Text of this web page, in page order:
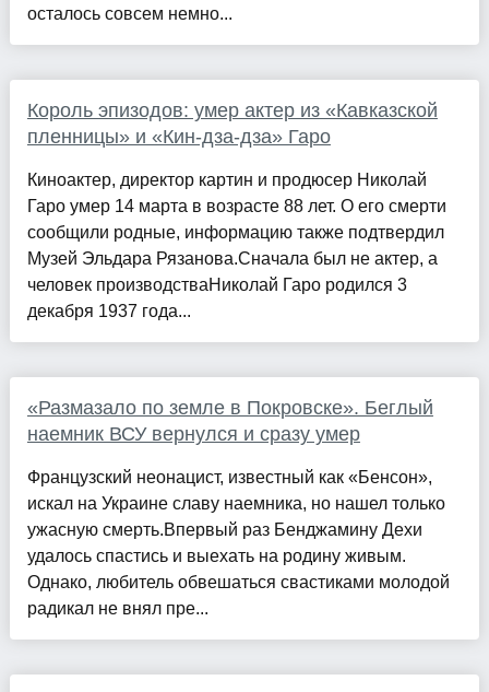
осталось совсем немно...
Король эпизодов: умер актер из «Кавказской
пленницы» и «Кин-дза-дза» Гаро
Киноактер, директор картин и продюсер Николай
Гаро умер 14 марта в возрасте 88 лет. О его смерти
сообщили родные, информацию также подтвердил
Музей Эльдара Рязанова.Сначала был не актер, а
человек производстваНиколай Гаро родился 3
декабря 1937 года...
«Размазало по земле в Покровске». Беглый
наемник ВСУ вернулся и сразу умер
Французский неонацист, известный как «Бенсон»,
искал на Украине славу наемника, но нашел только
ужасную смерть.Впервый раз Бенджамину Дехи
удалось спастись и выехать на родину живым.
Однако, любитель обвешаться свастиками молодой
радикал не внял пре...